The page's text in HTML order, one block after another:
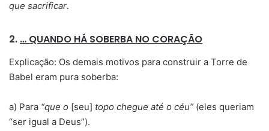
que sacrificar.
2. … QUANDO HÁ SOBERBA NO CORAÇÃO
Explicação: Os demais motivos para construir a Torre de
Babel eram pura soberba:
a) Para “que o [seu] topo chegue até o céu” (eles queriam
“ser igual a Deus”).